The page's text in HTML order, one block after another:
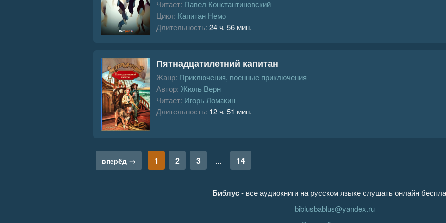
Читает: Павел Константиновский
Цикл: Капитан Немо
Длительность: 24 ч. 56 мин.
Пятнадцатилетний капитан
Жанр: Приключения, военные приключения
Автор: Жюль Верн
Читает: Игорь Ломакин
Длительность: 12 ч. 51 мин.
вперёд → 1 2 3 ... 14
Библус- все аудиокниги на русском языке слушать онлайн
biblusbablus@yandex.ru